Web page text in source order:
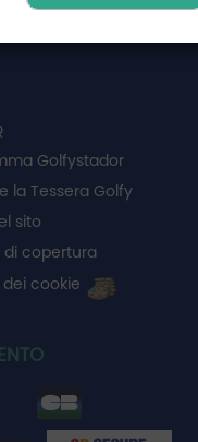
LA RETE GOLFY
Golfystador
la Tessera Golfy
sito
di copertura
cookie